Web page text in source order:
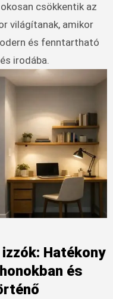
világítanak, amikor
és fenntartható
irodába.
Hatékony
és